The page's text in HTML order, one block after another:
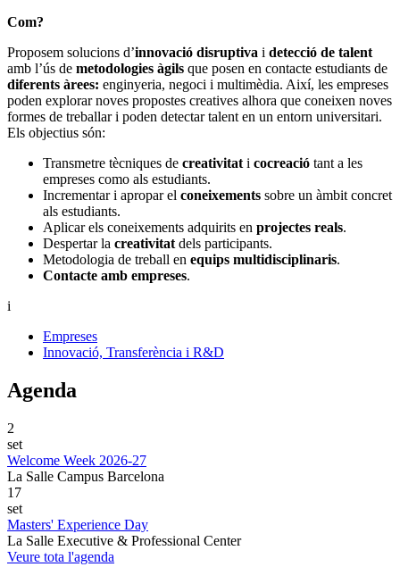
Com?
Proposem solucions d’innovació disruptiva i detecció de talent
amb l’ús de metodologies àgils que posen en contacte estudiants de
diferents àrees: enginyeria, negoci i multimèdia. Així, les empreses
poden explorar noves propostes creatives alhora que coneixen noves
formes de treballar i poden detectar talent en un entorn universitari.
Els objectius són:
Transmetre tècniques de creativitat i cocreació tant a les
empreses como als estudiants.
Incrementar i apropar el coneixements sobre un àmbit concret
als estudiants.
Aplicar els coneixements adquirits en projectes reals.
Despertar la creativitat dels participants.
Metodologia de treball en equips multidisciplinaris.
Contacte amb empreses.
i
Empreses
Innovació, Transferència i R&D
Agenda
2
set
Welcome Week 2026-27
La Salle Campus Barcelona
17
set
Masters' Experience Day
La Salle Executive & Professional Center
Veure tota l'agenda